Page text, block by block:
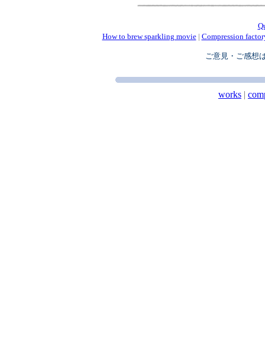
How to brew sparkling movie| Compression
ご意見・ご感想
works |